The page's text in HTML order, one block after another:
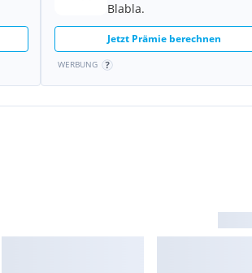
Blabla.
Jetzt Prämie berechnen
WERBUNG